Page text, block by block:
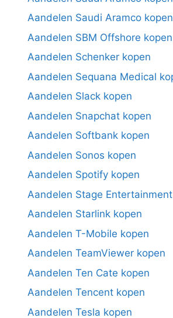
Aandelen Saudi Aramco kopen
Aandelen SBM Offshore kopen
Aandelen Schenker kopen
Aandelen Sequana Medical
Aandelen Slack kopen
Aandelen Snapchat kopen
Aandelen Softbank kopen
Aandelen Sonos kopen
Aandelen Spotify kopen
Aandelen Stage
Aandelen Starlink kopen
Aandelen T-Mobile kopen
Aandelen TeamViewer kopen
Aandelen Ten Cate kopen
Aandelen Tencent kopen
Aandelen Tesla kopen